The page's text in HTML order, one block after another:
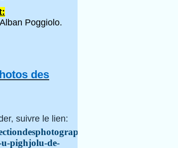
Poggiolo.
des
suivre le lien:
i-
pighjolu-de-